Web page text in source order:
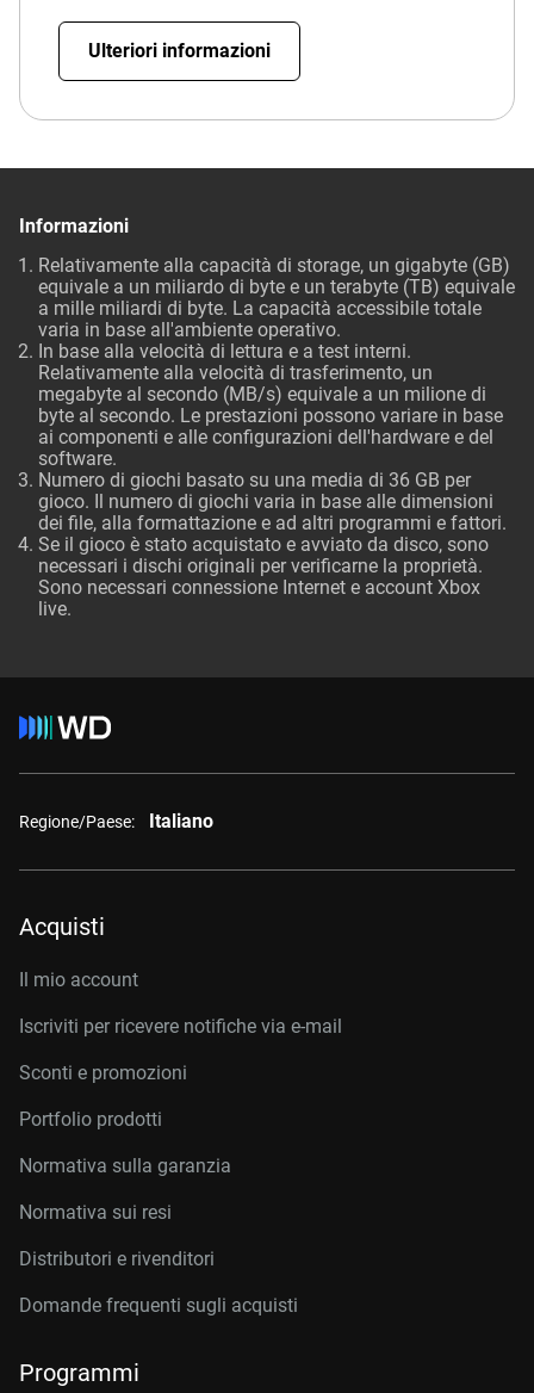
Ulteriori informazioni
Informazioni
Relativamente alla capacità di storage, un gigabyte (GB)
equivale a un miliardo di byte e un terabyte (TB) equivale
a mille miliardi di byte. La capacità accessibile totale
varia in base all'ambiente operativo.
In base alla velocità di lettura e a test interni.
Relativamente alla velocità di trasferimento, un
megabyte al secondo (MB/s) equivale a un milione di
byte al secondo. Le prestazioni possono variare in base
ai componenti e alle configurazioni dell'hardware e del
software.
Numero di giochi basato su una media di 36 GB per
gioco. Il numero di giochi varia in base alle dimensioni
dei file, alla formattazione e ad altri programmi e fattori.
Se il gioco è stato acquistato e avviato da disco, sono
necessari i dischi originali per verificarne la proprietà.
Sono necessari connessione Internet e account Xbox
live.
Regione/Paese: Italiano
Acquisti
Il mio account
Iscriviti per ricevere notifiche via e-mail
Sconti e promozioni
Portfolio prodotti
Normativa sulla garanzia
Normativa sui resi
Distributori e rivenditori
Domande frequenti sugli acquisti
Programmi